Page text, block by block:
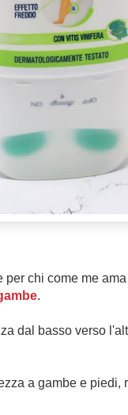
per chi come me ama
.
dal basso verso
a gambe e piedi,